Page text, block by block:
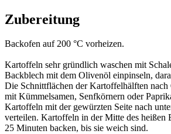
Zubereitung
Backofen auf 200 °C vorheizen.
Kartoffeln sehr gründlich waschen mit
Backblech mit dem Olivenöl einpinseln,
Die Schnittflächen der Kartoffelhälften nach
mit Kümmelsamen, Senfkörnern oder
Kartoffeln mit der gewürzten Seite nach
verteilen. Kartoffeln in der Mitte des heißen
25 Minuten backen, bis sie weich sind.